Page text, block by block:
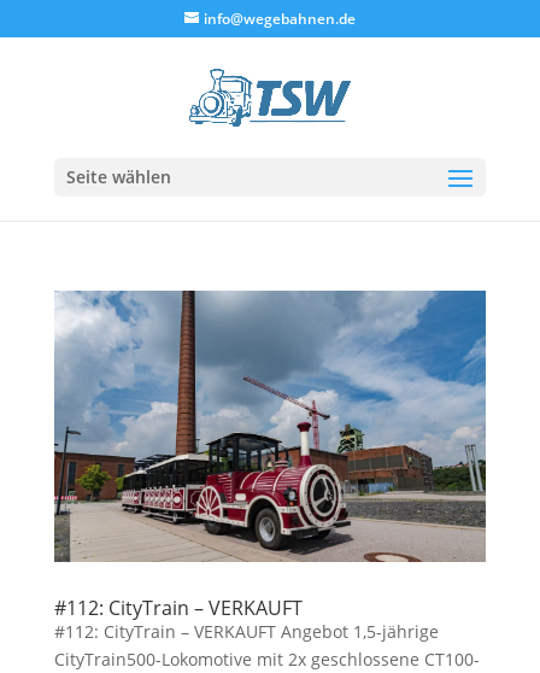
info@wegebahnen.de
Seite wählen
#112: CityTrain – VERKAUFT
#112: CityTrain – VERKAUFT Angebot 1,5-jährige
CityTrain500-Lokomotive mit 2x geschlossene CT100-